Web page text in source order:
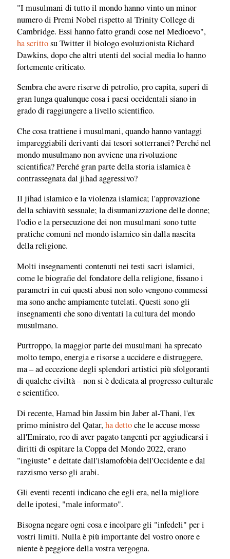
"I musulmani di tutto il mondo hanno vinto un minor
numero di Premi Nobel rispetto al Trinity College di
Cambridge. Essi hanno fatto grandi cose nel Medioevo",
ha scrittosu Twitter il biologo evoluzionista Richard
Dawkins, dopo che altri utenti del social media lo hanno
fortemente criticato.
Sembra che avere riserve di petrolio, pro capita, superi di
gran lunga qualunque cosa i paesi occidentali siano in
grado di raggiungere a livello scientifico.
Che cosa trattiene i musulmani, quando hanno vantaggi
impareggiabili derivanti dai tesori sotterranei? Perché nel
mondo musulmano non avviene una rivoluzione
scientifica? Perché gran parte della storia islamica è
contrassegnata dal jihad aggressivo?
Il jihad islamico e la violenza islamica; l'approvazione
della schiavitù sessuale; la disumanizzazione delle donne;
l'odio e la persecuzione dei non musulmani sono tutte
pratiche comuni nel mondo islamico sin dalla nascita
della religione.
Molti insegnamenti contenuti nei testi sacri islamici,
come le biografie del fondatore della religione, fissano i
parametri in cui questi abusi non solo vengono commessi
ma sono anche ampiamente tutelati. Questi sono gli
insegnamenti che sono diventati la cultura del mondo
musulmano.
Purtroppo, la maggior parte dei musulmani ha sprecato
molto tempo, energia e risorse a uccidere e distruggere,
ma – ad eccezione degli splendori artistici più sfolgoranti
di qualche civiltà – non si è dedicata al progresso culturale
e scientifico.
Di recente, Hamad bin Jassim bin Jaber al-Thani, l'ex
primo ministro del Qatar,ha dettoche le accuse mosse
all'Emirato, reo di aver pagato tangenti per aggiudicarsi i
diritti di ospitare la Coppa del Mondo 2022, erano
"ingiuste" e dettate dall'islamofobia dell'Occidente e dal
razzismo verso gli arabi.
Gli eventi recenti indicano che egli era, nella migliore
delle ipotesi, "male informato".
Bisogna negare ogni cosa e incolpare gli "infedeli" per i
vostri limiti. Nulla è più importante del vostro onore e
niente è peggiore della vostra vergogna.